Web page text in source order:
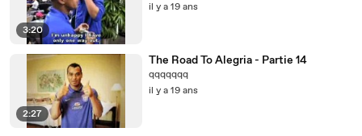
3:20
il y a 19 ans
2:27
The Road To Alegria - Partie 14
qqqqqqq
il y a 19 ans